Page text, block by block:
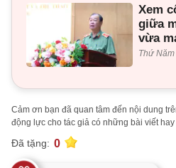
Xem
giữa
vừa
Thứ
Cảm ơn bạn đã quan tâm đến nội dung
động lực cho tác giả có những bài viết hay
Đã tặng: 0